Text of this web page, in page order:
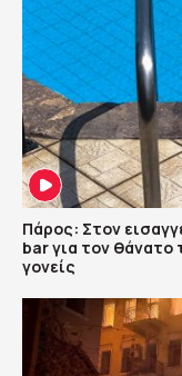
Πάρος: Στον
bar για τον θάνατο
γονείς